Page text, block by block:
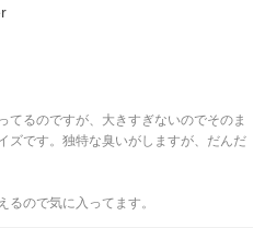
てるのですが、大きすぎないのでそのま
ズです。独特な臭いがしますが、だんだ
るので気に入ってます。